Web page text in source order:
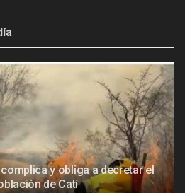
y obliga a decretar el
de Catí